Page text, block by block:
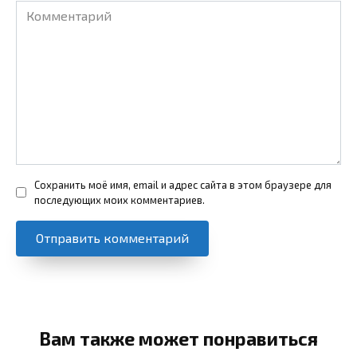
Комментарий
Сохранить моё имя, email и адрес сайта в этом браузере для
последующих моих комментариев.
Вам также может понравиться